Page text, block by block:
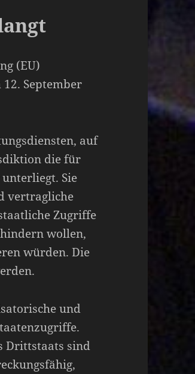
(EU)
September
auf
die für
Sie
vertragliche
Zugriffe
wollen,
würden. Die
und
Drittstaats sind